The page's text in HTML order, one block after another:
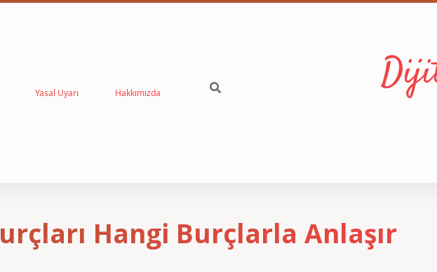
Yasal Uyarı Hakkımızda
Hangi Burçlarla Anlaşır